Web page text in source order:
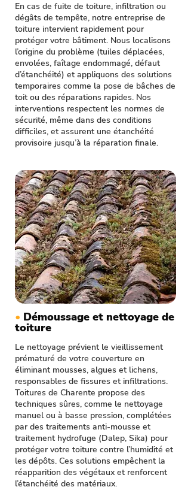
En cas de fuite de toiture, infiltration ou
dégâts de tempête, notre entreprise de
toiture intervient rapidement pour
protéger votre bâtiment. Nous localisons
l’origine du problème (tuiles déplacées,
envolées, faîtage endommagé, défaut
d’étanchéité) et appliquons des solutions
temporaires comme la pose de bâches de
toit ou des réparations rapides. Nos
interventions respectent les normes de
sécurité, même dans des conditions
difficiles, et assurent une étanchéité
provisoire jusqu’à la réparation finale.
• Démoussage et nettoyage de
toiture
Le nettoyage prévient le vieillissement
prématuré de votre couverture en
éliminant mousses, algues et lichens,
responsables de fissures et infiltrations.
Toitures de Charente propose des
techniques sûres, comme le nettoyage
manuel ou à basse pression, complétées
par des traitements anti-mousse et
traitement hydrofuge (Dalep, Sika) pour
protéger votre toiture contre l’humidité et
les dépôts. Ces solutions empêchent la
réapparition des végétaux et renforcent
l’étanchéité des matériaux.